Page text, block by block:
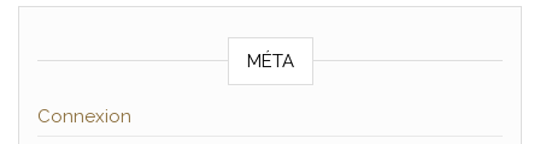
MÉTA
Connexion